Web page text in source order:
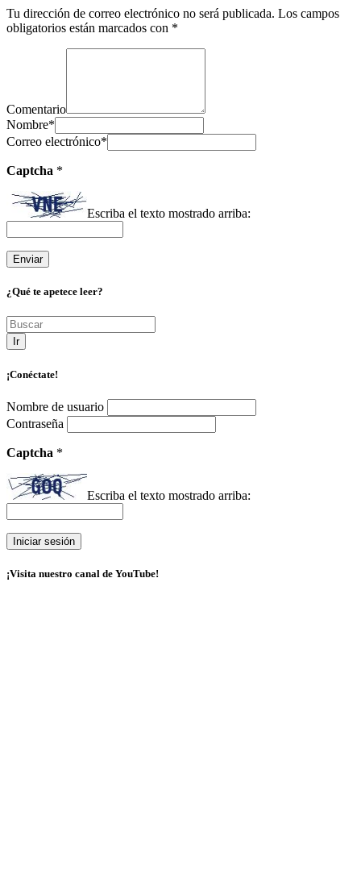
Tu dirección de correo electrónico no será publicada. Los campos
obligatorios están marcados con *
Comentario
Nombre*
Correo electrónico*
Captcha *
Escriba el texto mostrado arriba:
¿Qué te apetece leer?
Ir
¡Conéctate!
Nombre de usuario
Contraseña
Captcha *
Escriba el texto mostrado arriba:
¡Visita nuestro canal de YouTube!